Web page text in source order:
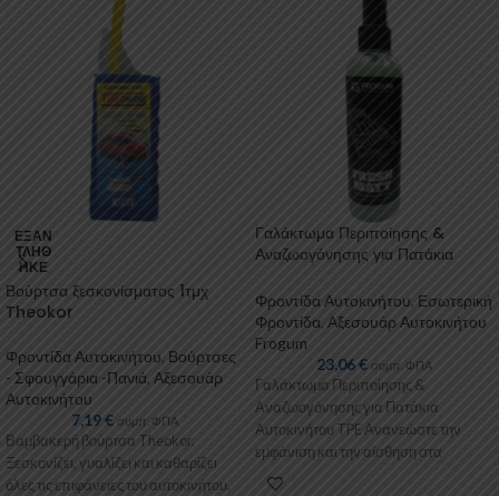
ΕΞΑΝ
ΤΛΉΘ
ΗΚΕ
Βούρτσα ξεσκονίσματος 1τμχ
Theokor
Φροντίδα Αυτοκινήτου, Βούρτσες
- Σφουγγάρια -Πανιά Αξεσουάρ
Αυτοκινήτου
7,19€ συμπ. ΦΠΑ
Βαμβακερή βούρτσα Theokor.
Ξεσκονίζει, γυαλίζει και καθαρίζει
όλες τις επιφάνειες του αυτοκινήτου.
Γαλάκτωμα Περιποίησης &
Αναζωογόνησης για Πατάκια
Φροντίδα Αυτοκινήτου Εσωτερική
Φροντίδα, Αξεσουάρ Αυτοκινήτου
Frogum
23,06€ συμπ. ΦΠΑ
Γαλάκτωμα Περιποίησης &
Αναζωογόνησης για Πατάκια
Αυτοκινήτου TPE Ανανεώστε την
εμφάνιση και την αίσθηση στα
πατάκια του αυτοκινήτου σας με